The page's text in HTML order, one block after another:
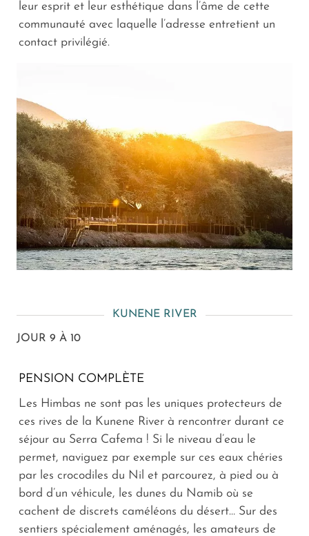
leur esprit et leur esthétique dans l’âme de cette
communauté avec laquelle l’adresse entretient un
contact privilégié.
KUNENE RIVER
JOUR 9 À 10
PENSION COMPLÈTE
Les Himbas ne sont pas les uniques protecteurs de
ces rives de la Kunene River à rencontrer durant ce
séjour au Serra Cafema ! Si le niveau d’eau le
permet, naviguez par exemple sur ces eaux chéries
par les crocodiles du Nil et parcourez, à pied ou à
bord d’un véhicule, les dunes du Namib où se
cachent de discrets caméléons du désert… Sur des
sentiers spécialement aménagés, les amateurs de